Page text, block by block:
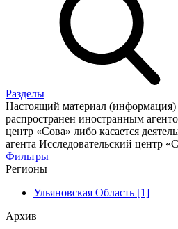
Разделы
Настоящий материал
распространен иностранным
центр «Сова» либо касается
агента Исследовательский центр
Фильтры
Регионы
Ульяновская Область [1]
Архив